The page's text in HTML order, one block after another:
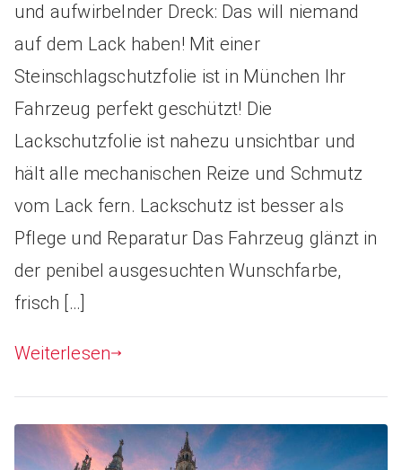
und aufwirbelnder Dreck: Das will niemand
auf dem Lack haben! Mit einer
Steinschlagschutzfolie ist in München Ihr
Fahrzeug perfekt geschützt! Die
Lackschutzfolie ist nahezu unsichtbar und
hält alle mechanischen Reize und Schmutz
vom Lack fern. Lackschutz ist besser als
Pflege und Reparatur Das Fahrzeug glänzt in
der penibel ausgesuchten Wunschfarbe,
frisch […]
Weiterlesen